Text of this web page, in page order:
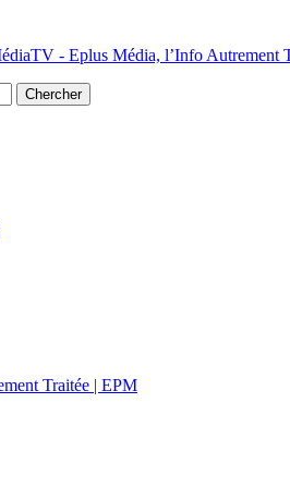
- Eplus Média, l’Info Autrement